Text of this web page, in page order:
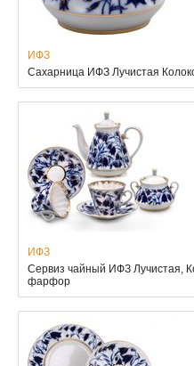
ИФЗ
Сахарница ИФЗ Лучистая
ИФЗ
Сервиз чайный ИФЗ Лучистая,
фарфор